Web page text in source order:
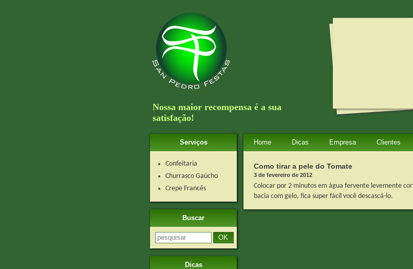
Nossa maior recompensa é a sua
satisfação!
Home Dicas Empresa Clientes
Como tirar a pele do Tomate
3 de fevereiro de 2012
Colocar por 2 minutos em água fervente levemente
bacia com gelo, fica super fácil você descascá-lo.
Serviços
Confeitaria
Churrasco Gaúcho
Crepe Francês
Buscar
Dicas